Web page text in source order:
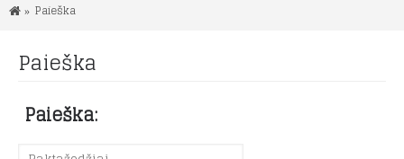
Paieška
Paieška
Paieška: